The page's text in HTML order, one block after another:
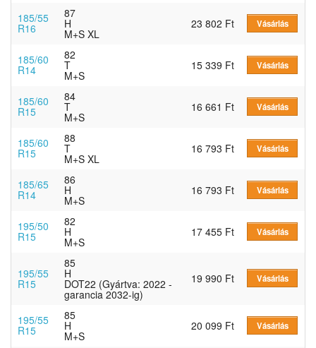
185/55
R16
87
H
M+S XL
23 802 Ft Vásárlás
185/60
R14
82
T
M+S
15 339 Ft Vásárlás
185/60
R15
84
T
M+S
16 661 Ft Vásárlás
185/60
R15
88
T
M+S XL
16 793 Ft Vásárlás
185/65
R14
86
H
M+S
16 793 Ft Vásárlás
195/50
R15
82
H
M+S
17 455 Ft Vásárlás
195/55
R15
85
H
DOT22 (Gyártva: 2022 -
garancia 2032-ig)
19 990 Ft Vásárlás
195/55
R15
85
H
M+S
20 099 Ft Vásárlás